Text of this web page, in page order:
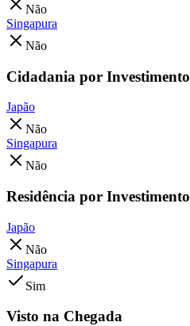
Não
Singapura
Não
Cidadania por Investimento
Japão
Não
Singapura
Não
Residência por Investimento
Japão
Não
Singapura
Sim
Visto na Chegada